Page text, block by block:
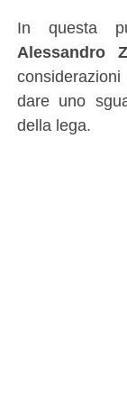
In questa
Alessandro
dare uno
della lega.